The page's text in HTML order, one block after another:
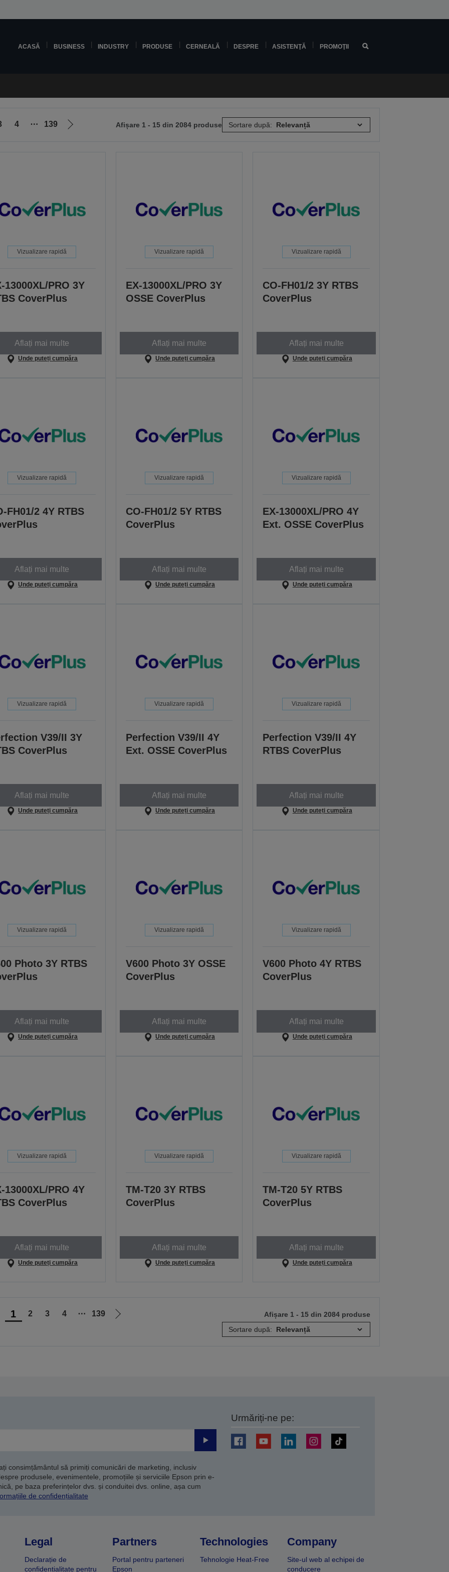
ACASĂ BUSINESS INDUSTRY PRODUSE CERNEALĂ DESPRE ASISTENŢĂ PROMOŢII
4 ⋯ 139
Mergi
Afișare 1 - 15 din 2084 produse Sortare după:
Vizualizare rapidă
13000XL/PRO 3Y
CoverPlus
Aflați mai multe
Unde puteți cumpăra
Vizualizare rapidă
EX-13000XL/PRO 3Y
OSSE CoverPlus
Aflați mai multe
Unde puteți cumpăra
Vizualizare rapidă
CO-FH01/2 3Y RTBS
CoverPlus
Aflați mai multe
Unde puteți cumpăra
Vizualizare rapidă
FH01/2 4Y RTBS
Aflați mai multe
Unde puteți cumpăra
Vizualizare rapidă
CO-FH01/2 5Y RTBS
CoverPlus
Aflați mai multe
Unde puteți cumpăra
Vizualizare rapidă
EX-13000XL/PRO 4Y
Ext. OSSE CoverPlus
Aflați mai multe
Unde puteți cumpăra
Vizualizare rapidă
V39/II 3Y
CoverPlus
Aflați mai multe
Unde puteți cumpăra
Vizualizare rapidă
Perfection V39/II 4Y
Ext. OSSE CoverPlus
Aflați mai multe
Unde puteți cumpăra
Vizualizare rapidă
Perfection V39/II 4Y
RTBS CoverPlus
Aflați mai multe
Unde puteți cumpăra
Vizualizare rapidă
Photo 3Y RTBS
Aflați mai multe
Unde puteți cumpăra
Vizualizare rapidă
V600 Photo 3Y OSSE
CoverPlus
Aflați mai multe
Unde puteți cumpăra
Vizualizare rapidă
V600 Photo 4Y RTBS
CoverPlus
Aflați mai multe
Unde puteți cumpăra
Vizualizare rapidă
13000XL/PRO 4Y
CoverPlus
Aflați mai multe
Unde puteți cumpăra
Vizualizare rapidă
TM-T20 3Y RTBS
CoverPlus
Aflați mai multe
Unde puteți cumpăra
Vizualizare rapidă
TM-T20 5Y RTBS
CoverPlus
Aflați mai multe
Unde puteți cumpăra
1 2 3 4 ⋯ 139
Mergi
Afișare 1 - 15 din 2084 produse
Sortare după:
Trimiteți
consimțământul să primiți comunicări de marketing, inclusiv
produsele, evenimentele, promoțiile și serviciile Epson prin e-
pe baza preferințelor dvs. și conduitei dvs. online, așa cum
de confidențialitate
Urmăriți-ne pe:
Legal
Declarație de
confidențialitate pentru
Partners
Portal pentru parteneri
Epson
Technologies
Tehnologie Heat-Free
Company
Site-ul web al echipei de
conducere